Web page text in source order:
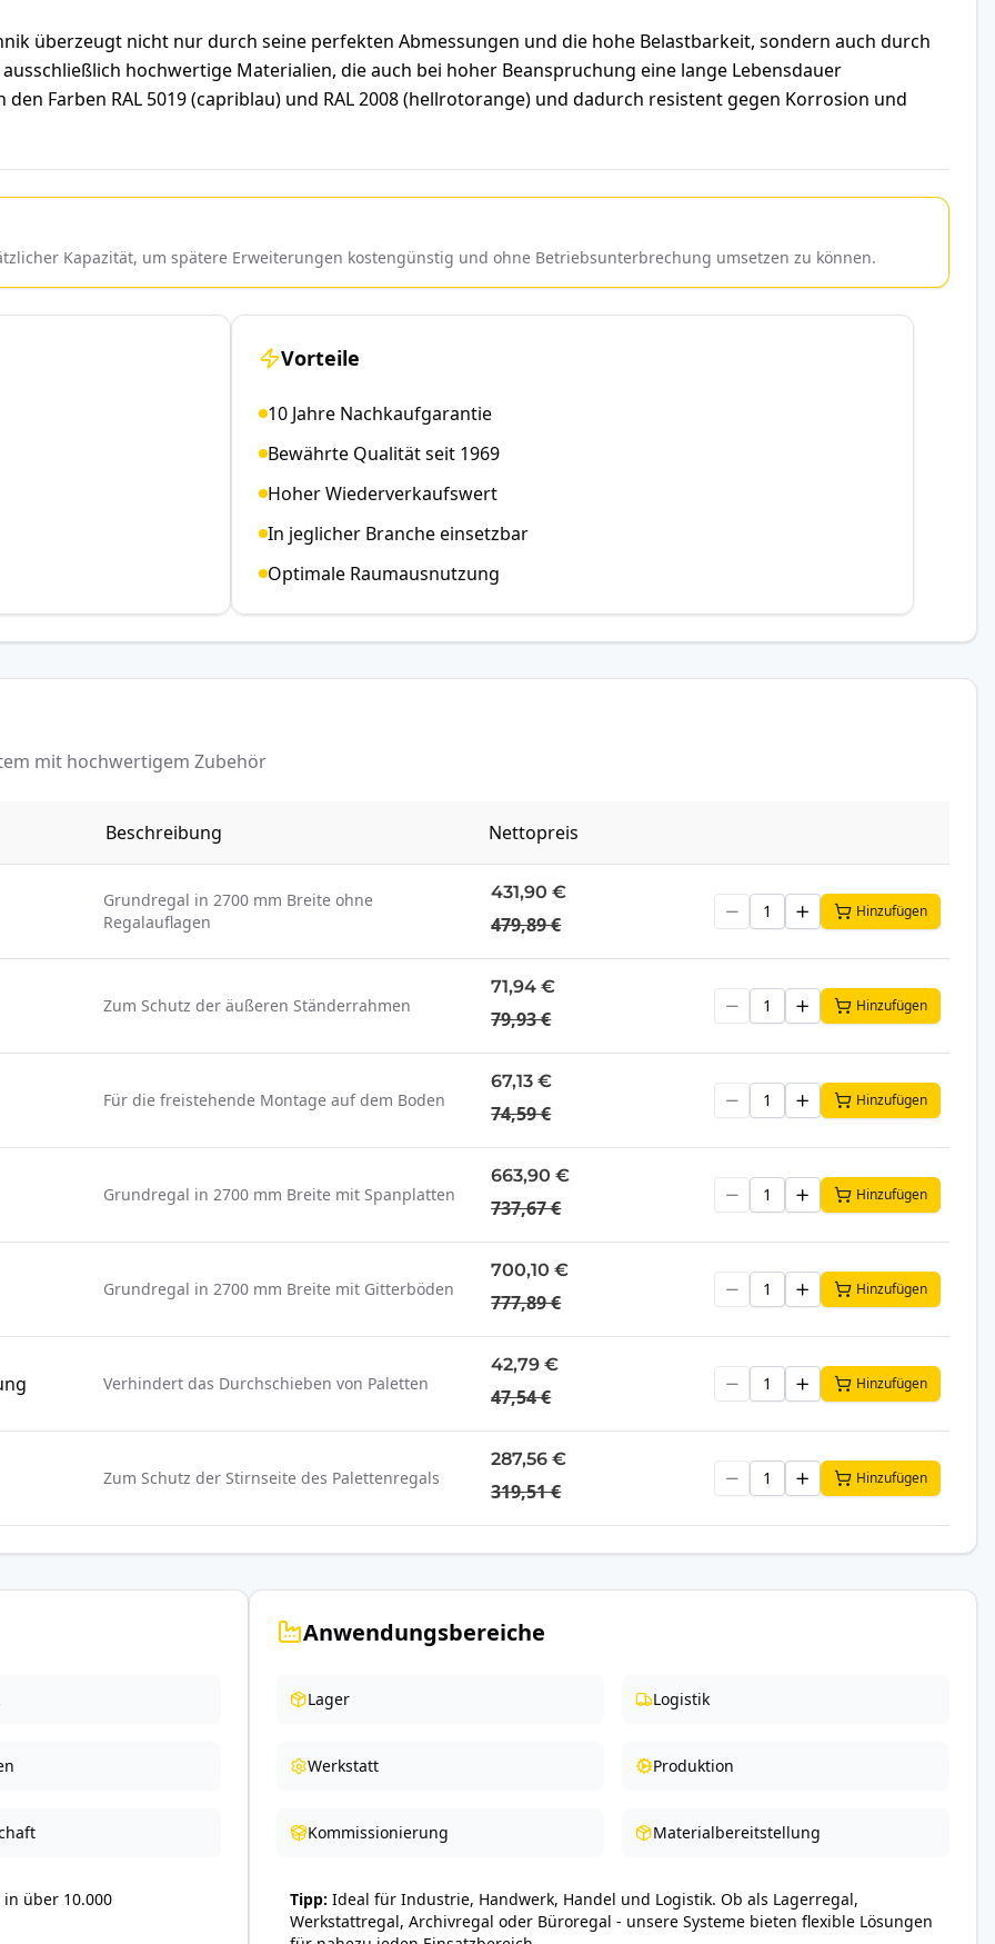
überzeugt nicht nur durch seine perfekten Abmessungen und die hohe Belastbarkeit, sondern auch durch
hochwertige Materialien, die auch bei hoher Beanspruchung eine lange Lebensdauer
Farben RAL 5019 (capriblau) und RAL 2008 (hellrotorange) und dadurch resistent gegen Korrosion und
Kapazität, um spätere Erweiterungen kostengünstig und ohne Betriebsunterbrechung umsetzen zu können.
Vorteile
10 Jahre Nachkaufgarantie
Bewährte Qualität seit 1969
Hoher Wiederverkaufswert
In jeglicher Branche einsetzbar
Optimale Raumausnutzung
mit hochwertigem Zubehör
Beschreibung Nettopreis
Grundregal in 2700 mm Breite ohne
Regalauflagen
431,90 €
479,89 €
Hinzufügen
Zum Schutz der äußeren Ständerrahmen
71,94 €
79,93 €
Hinzufügen
Für die freistehende Montage auf dem Boden
67,13 €
74,59 €
Hinzufügen
Grundregal in 2700 mm Breite mit Spanplatten
663,90 €
737,67 €
Hinzufügen
Grundregal in 2700 mm Breite mit Gitterböden
700,10 €
777,89 €
Hinzufügen
Verhindert das Durchschieben von Paletten
42,79 €
47,54 €
Hinzufügen
Zum Schutz der Stirnseite des Palettenregals
287,56 €
319,51 €
Hinzufügen
über 10.000
Anwendungsbereiche
Lager Logistik
Werkstatt Produktion
Kommissionierung Materialbereitstellung
Tipp Ideal für Industrie, Handwerk, Handel und Logistik. Ob als Lagerregal,
Werkstattregal, Archivregal oder Büroregal - unsere Systeme bieten flexible Lösungen